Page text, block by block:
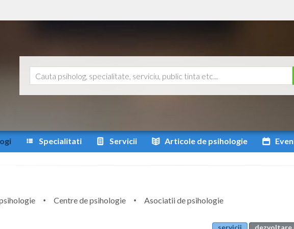
Specialitati Servicii Articole de psihologie
Centre de psihologie
Asociatii de psihologie
servicii
dezvoltare